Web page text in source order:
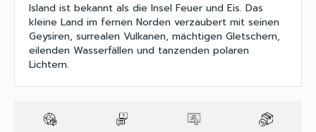
Island ist bekannt als die Insel Feuer und Eis. Das
kleine Land im fernen Norden verzaubert mit seinen
Geysiren, surrealen Vulkanen, mächtigen Gletschern,
eilenden Wasserfällen und tanzenden polaren
Lichtern.